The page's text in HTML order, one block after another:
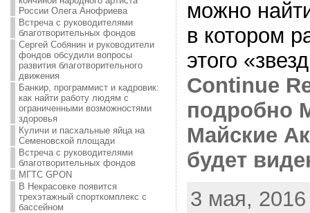
России Олега Анофриева
Встреча с руководителями
благотворительных фондов
Сергей Собянин и руководители
фондов обсудили вопросы
развития благотворительного
движения
Банкир, программист и кадровик:
как найти работу людям с
ограниченными возможностями
здоровья
Куличи и пасхальные яйца на
Семеновской площади
Встреча с руководителями
благотворительных фондов
МГТС GPON
В Некрасовке появится
трехэтажный спорткомплекс с
бассейном
можно
в котором
этого
Continue
подробно
Майские
будет
3 мая,